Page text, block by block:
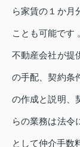
ら家賃の１か月
ことも可能です
不動産会社が提
の手配、契約条
の作成と説明、
らの業務は法令
として仲介手数